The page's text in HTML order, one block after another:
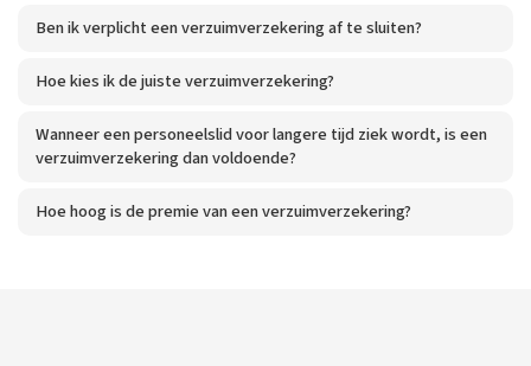
Ben ik verplicht een verzuimverzekering af te sluiten?
Hoe kies ik de juiste verzuimverzekering?
Wanneer een personeelslid voor langere tijd ziek wordt, is een
verzuimverzekering dan voldoende?
Hoe hoog is de premie van een verzuimverzekering?